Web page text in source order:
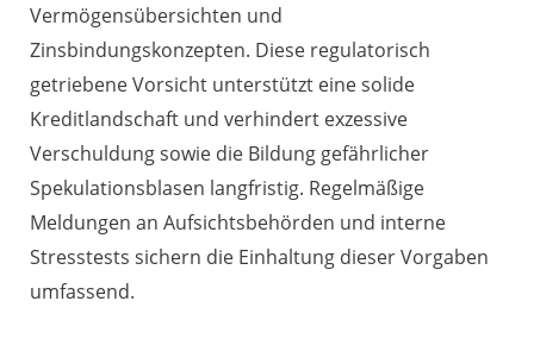
Vermögensübersichten und
Zinsbindungskonzepten. Diese regulatorisch
getriebene Vorsicht unterstützt eine solide
Kreditlandschaft und verhindert exzessive
Verschuldung sowie die Bildung gefährlicher
Spekulationsblasen langfristig. Regelmäßige
Meldungen an Aufsichtsbehörden und interne
Stresstests sichern die Einhaltung dieser Vorgaben
umfassend.